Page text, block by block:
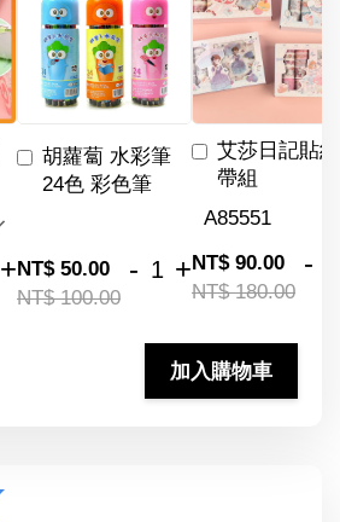
+
胡蘿蔔 水彩筆
24色 彩色筆
NT$ 50.00
NT$ 100.00
- +
艾莎日記貼
帶組
NT$ 90.00
NT$ 180.00
-
加入購物車